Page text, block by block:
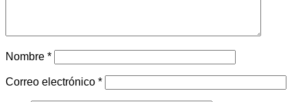
Nombre *
Correo electrónico *